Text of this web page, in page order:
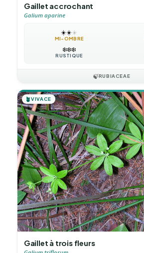
Gaillet accrochant
Galium aparine
☀️☀️☀️
MI-OMBRE
❄️❄️❄️
RUSTIQUE
🍃RUBIACEAE
🪴VIVACE
Gaillet à trois fleurs